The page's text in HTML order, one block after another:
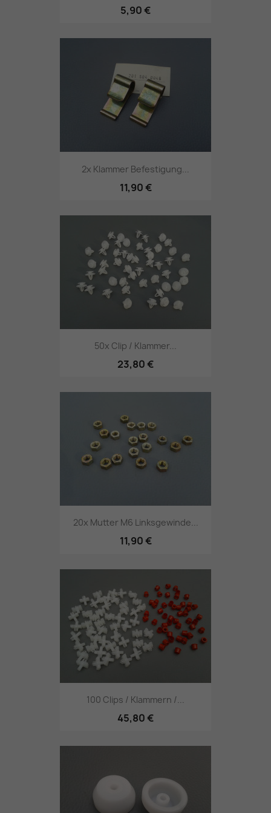
5,90 €
2x Klammer Befestigung...
11,90 €
50x Clip / Klammer...
23,80 €
20x Mutter M6 Linksgewinde...
11,90 €
100 Clips / Klammern /...
45,80 €